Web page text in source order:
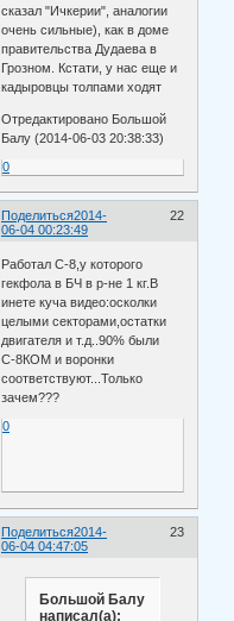
сказал "Ичкерии", аналогии
очень сильные), как в доме
правительства Дудаева в
Грозном. Кстати, у нас еще и
кадыровцы толпами ходят
Отредактировано Большой
Балу (2014-06-03 20:38:33)
0
Поделиться 22
2014-
06-04 00:23:49
Работал С-8,у которого
гекфола в БЧ в р-не 1 кг.В
инете куча видео:осколки
целыми секторами,остатки
двигателя и т.д..90% были
С-8КОМ и воронки
соответствуют...Только
зачем???
0
Поделиться 23
2014-
06-04 04:47:05
Большой Балу
написал(а):